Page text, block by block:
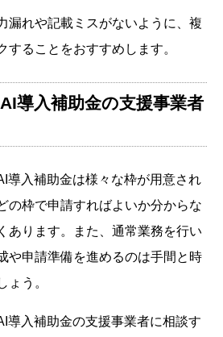
漏れや記載ミスがないように、複
することをおすすめします。
導入補助金の支援事業者
導入補助金は様々な枠が用意され
の枠で申請すればよいか分からな
あります。また、通常業務を行い
や申請準備を進めるのは手間と時
ょう。
導入補助金の支援事業者に相談す